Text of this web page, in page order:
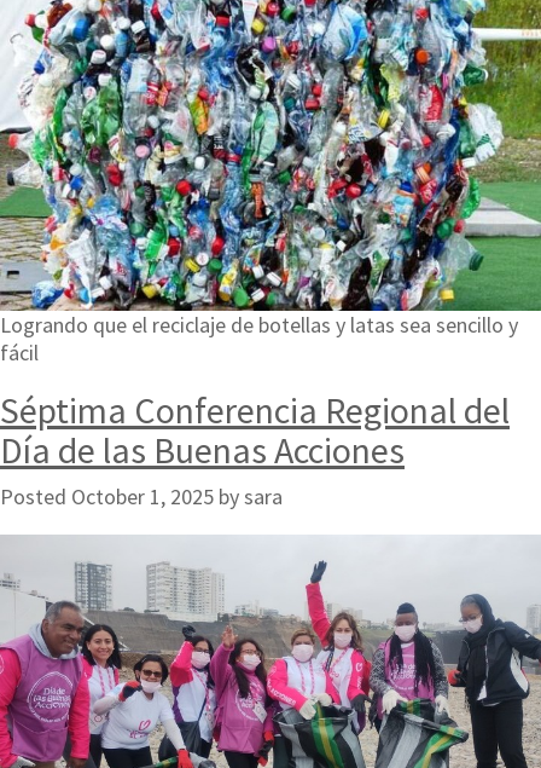
Logrando que el reciclaje de botellas y latas sea sencillo y
fácil
Séptima Conferencia Regional del
Día de las Buenas Acciones
Posted October 1, 2025 bysara